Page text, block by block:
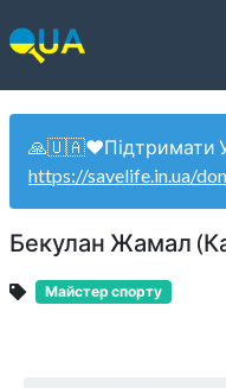
🙏🇺🇦❤️Підтримати
https://savelife.in.ua/
Бекулан Жамал
Майстер спорту